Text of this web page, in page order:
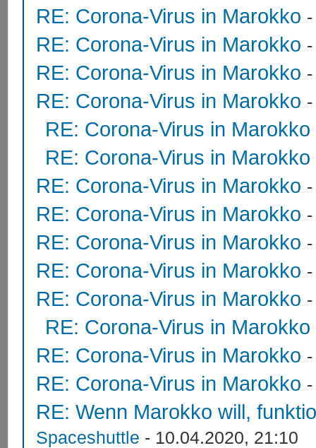
RE: Corona-Virus in Marokko
RE: Corona-Virus in Marokko
RE: Corona-Virus in Marokko
RE: Corona-Virus in Marokko
RE: Corona-Virus in Marokko
RE: Corona-Virus in Marokko
RE: Corona-Virus in Marokko
RE: Corona-Virus in Marokko
RE: Corona-Virus in Marokko
RE: Corona-Virus in Marokko
RE: Corona-Virus in Marokko
RE: Corona-Virus in Marokko
RE: Corona-Virus in Marokko
RE: Corona-Virus in Marokko
RE: Wenn Marokko will,
Spaceshuttle - 10.04.2020, 21:10